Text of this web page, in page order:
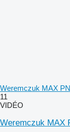
Weremczuk MAX
11
VIDÉO
Weremczuk MAX